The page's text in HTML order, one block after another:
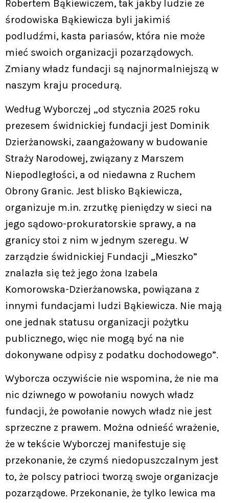
Robertem Bąkiewiczem, tak jakby ludzie ze
środowiska Bąkiewicza byli jakimiś
podludźmi, kasta pariasów, która nie może
mieć swoich organizacji pozarządowych.
Zmiany władz fundacji są najnormalniejszą w
naszym kraju procedurą.
Według Wyborczej „od stycznia 2025 roku
prezesem świdnickiej fundacji jest Dominik
Dzierżanowski, zaangażowany w budowanie
Straży Narodowej, związany z Marszem
Niepodległości, a od niedawna z Ruchem
Obrony Granic. Jest blisko Bąkiewicza,
organizuje m.in. zrzutkę pieniędzy w sieci na
jego sądowo-prokuratorskie sprawy, a na
granicy stoi z nim w jednym szeregu. W
zarządzie świdnickiej Fundacji „Mieszko”
znalazła się też jego żona Izabela
Komorowska-Dzierżanowska, powiązana z
innymi fundacjami ludzi Bąkiewicza. Nie mają
one jednak statusu organizacji pożytku
publicznego, więc nie mogą być na nie
dokonywane odpisy z podatku dochodowego”.
Wyborcza oczywiście nie wspomina, że nie ma
nic dziwnego w powołaniu nowych władz
fundacji, że powołanie nowych władz nie jest
sprzeczne z prawem. Można odnieść wrażenie,
że w tekście Wyborczej manifestuje się
przekonanie, że czymś niedopuszczalnym jest
to, że polscy patrioci tworzą swoje organizacje
pozarządowe. Przekonanie, że tylko lewica ma